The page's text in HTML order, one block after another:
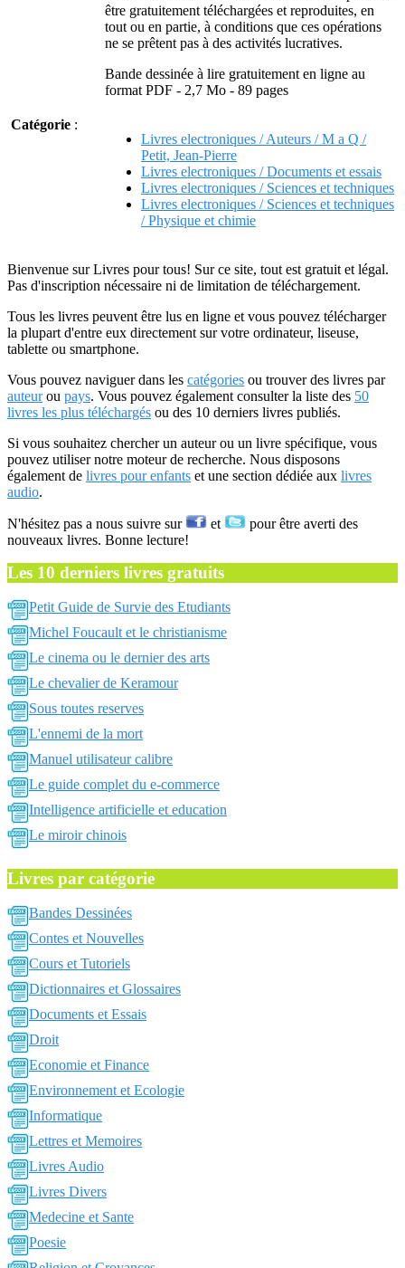
être gratuitement téléchargées et reproduites, en
tout ou en partie, à conditions que ces opérations
ne se prêtent pas à des activités lucratives.
Bande dessinée à lire gratuitement en ligne au
format PDF - 2,7 Mo - 89 pages
Catégorie :
Livres electroniques / Auteurs / M a Q /
Petit, Jean-Pierre
Livres electroniques / Documents et essais
Livres electroniques / Sciences et techniques
Livres electroniques / Sciences et techniques
/ Physique et chimie
Bienvenue sur Livres pour tous! Sur ce site, tout est gratuit et légal.
Pas d'inscription nécessaire ni de limitation de téléchargement.
Tous les livres peuvent être lus en ligne et vous pouvez télécharger
la plupart d'entre eux directement sur votre ordinateur, liseuse,
tablette ou smartphone.
Vous pouvez naviguer dans les catégories ou trouver des livres par
auteurou pays. Vous pouvez également consulter la liste des 50
livres les plus téléchargés ou des 10 derniers livres publiés.
Si vous souhaitez chercher un auteur ou un livre spécifique, vous
pouvez utiliser notre moteur de recherche. Nous disposons
également de livres pour enfants et une section dédiée aux livres
audio.
N'hésitez pas a nous suivre sur et
pour être averti des
nouveaux livres. Bonne lecture!
Les 10 derniers livres gratuits
Petit Guide de Survie des Etudiants
Michel Foucault et le christianisme
Le cinema ou le dernier des arts
Le chevalier de Keramour
Sous toutes reserves
L'ennemi de la mort
Manuel utilisateur calibre
Le guide complet du e-commerce
Intelligence artificielle et education
Le miroir chinois
Livres par catégorie
Bandes Dessinées
Contes et Nouvelles
Cours et Tutoriels
Dictionnaires et Glossaires
Documents et Essais
Droit
Economie et Finance
Environnement et Ecologie
Informatique
Lettres et Memoires
Livres Audio
Livres Divers
Medecine et Sante
Poesie